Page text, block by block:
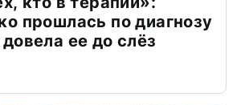
прошлась по диагнозу
ее до слёз